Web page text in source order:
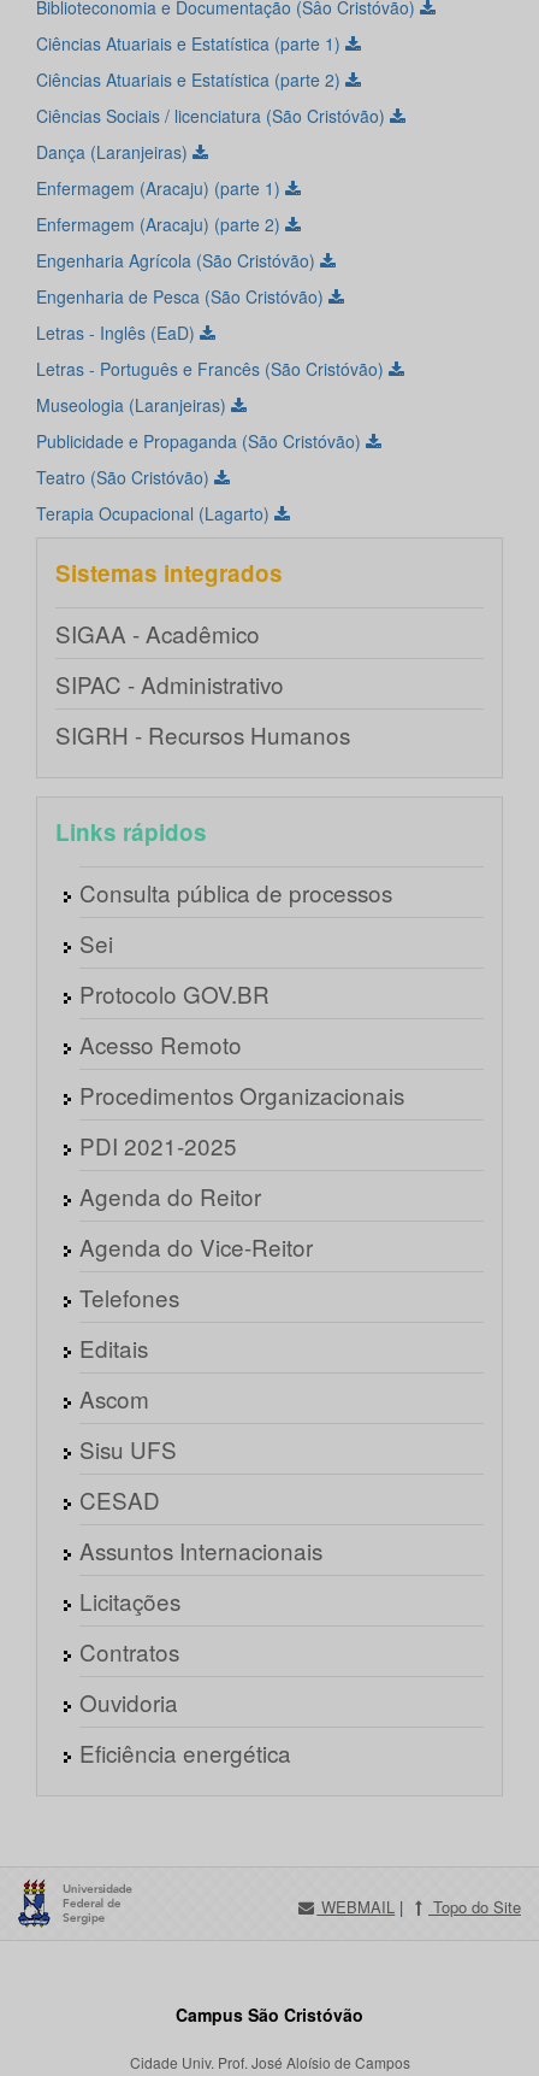
Biblioteconomia e Documentação (Sâo Cristóvão)
Ciências Atuariais e Estatística (parte 1)
Ciências Atuariais e Estatística (parte 2)
Ciências Sociais / licenciatura (São Cristóvão)
Dança (Laranjeiras)
Enfermagem (Aracaju) (parte 1)
Enfermagem (Aracaju) (parte 2)
Engenharia Agrícola (São Cristóvão)
Engenharia de Pesca (São Cristóvão)
Letras - Inglês (EaD)
Letras - Português e Francês (São Cristóvão)
Museologia (Laranjeiras)
Publicidade e Propaganda (São Cristóvão)
Teatro (São Cristóvão)
Terapia Ocupacional (Lagarto)
Sistemas integrados
SIGAA - Acadêmico
SIPAC - Administrativo
SIGRH - Recursos Humanos
Links rápidos
Consulta pública de processos
Sei
Protocolo GOV.BR
Acesso Remoto
Procedimentos Organizacionais
PDI 2021-2025
Agenda do Reitor
Agenda do Vice-Reitor
Telefones
Editais
Ascom
Sisu UFS
CESAD
Assuntos Internacionais
Licitações
Contratos
Ouvidoria
Eficiência energética
WEBMAIL | Topo do Site
Campus São Cristóvão
Cidade Univ. Prof. José Aloísio de Campos